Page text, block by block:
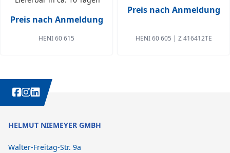
Preis nach Anmeldung
HENI 60 615
Preis nach Anmeldung
HENI 60 605 | Z 416412TE
WEITERE INTERESSANTE INHALTE IMMER AUCH AUF:
HELMUT NIEMEYER GMBH
Walter-Freitag-Str. 9a